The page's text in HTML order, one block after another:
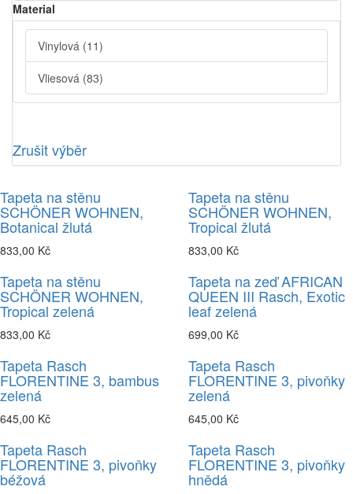
Material
Vinylová (11)
Vliesová (83)
Zrušit výběr
Tapeta na stěnu
SCHÖNER WOHNEN,
Botanical žlutá
833,00 Kč
Tapeta na stěnu
SCHÖNER WOHNEN,
Tropical žlutá
833,00 Kč
Tapeta na stěnu
SCHÖNER WOHNEN,
Tropical zelená
833,00 Kč
Tapeta na zeď AFRICAN
QUEEN III Rasch, Exotic
leaf zelená
699,00 Kč
Tapeta Rasch
FLORENTINE 3, bambus
zelená
645,00 Kč
Tapeta Rasch
FLORENTINE 3, pivoňky
zelená
645,00 Kč
Tapeta Rasch
FLORENTINE 3, pivoňky
béžová
Tapeta Rasch
FLORENTINE 3, pivoňky
hnědá